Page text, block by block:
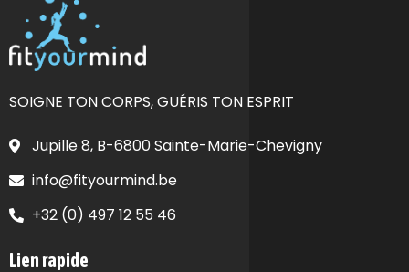
SOIGNE TON CORPS, GUÉRIS TON ESPRIT
Jupille 8, B-6800 Sainte-Marie-Chevigny
info@fityourmind.be
+32 (0) 497 12 55 46
Lien rapide